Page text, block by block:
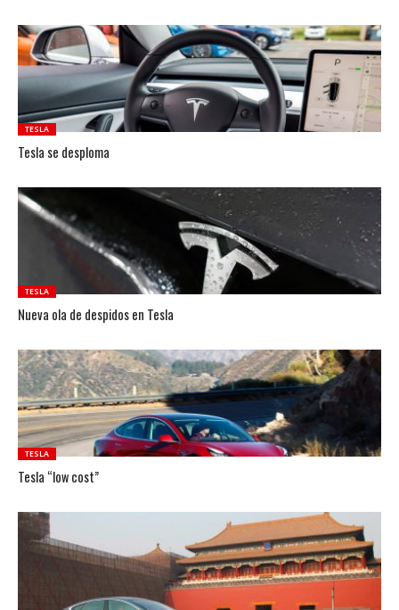
TESLA
Tesla se desploma
TESLA
Nueva ola de despidos en Tesla
TESLA
Tesla “low cost”